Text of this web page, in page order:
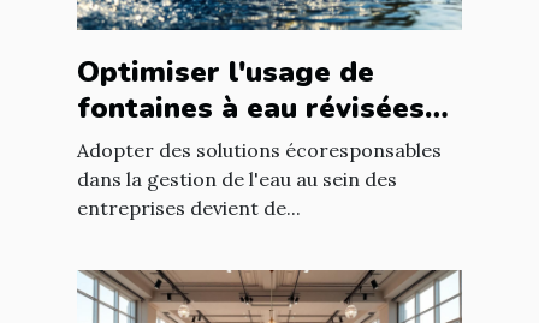
Optimiser l'usage de
fontaines à eau révisées
pour économies durables
Adopter des solutions écoresponsables
dans la gestion de l'eau au sein des
entreprises devient de...